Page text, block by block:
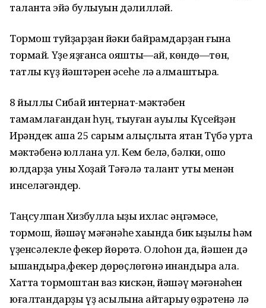
талантҡа эйә булыуын дәлилләй.
Тормош туйҙарҙан йәки байрамдарҙан ғына
тормай. Үҙе яҙғанса ҡояшты—ай, көндө—төн,
татлы күҙ йәштәрен әсеһе лә алмаштыра.
8 йыллыҡ Сибай интернат-мәктәбен
тамамлағандан һуң, тыуған ауылы Күсейҙән
Ирәндек аша 25 саҡрым алыҫлыҡта ятҡан Түбә урта
мәктәбенә юллана ул. Кем белә, бәлки, ошо
юлдарҙа уны Хоҙай Тәғәлә талант уты менән
инселәгәндер.
Таңсулпан Хизбулла ҡыҙы ихлас әңгәмәсе,
тормош, йәшәү мәғәнәһе хаҡында бик ҡыҙыҡлы һәм
үҙенсәлекле фекер йөрөтә. Олоһон да, йәшен дә
ышандыра,фекер дөрөҫлөгөнә инандыра ала.
Хатта тормоштан ваз кискән, йәшәү мәғәнәһен
юғалтҡандарҙы үҙ асылына ҡайтарыу ҡөҙрәтенә лә